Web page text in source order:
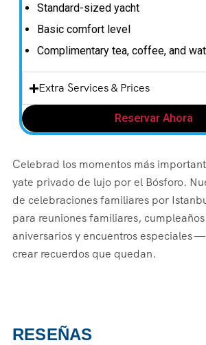
Standard-sized yacht
Basic comfort level
Complimentary tea, coffee, and
Extra Services & Prices
Reservar Ahora
Celebrad los momentos más
yate privado de lujo por el Bósforo.
de celebraciones familiares por
para reuniones familiares,
aniversarios y encuentros especiales
crear recuerdos que quedan.
RESEÑAS